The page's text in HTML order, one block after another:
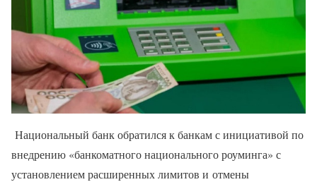
Национальный банк обратился к банкам с инициативой по
внедрению «банкоматного национального роуминга» с
установлением расширенных лимитов и отмены